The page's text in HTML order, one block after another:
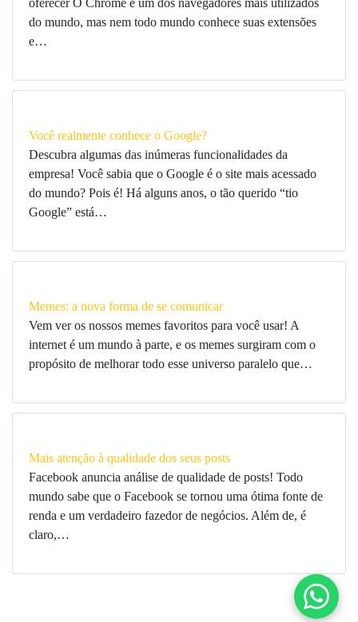
oferecer O Chrome é um dos navegadores mais utilizados
do mundo, mas nem todo mundo conhece suas extensões
e…
Você realmente conhece o Google?
Descubra algumas das inúmeras funcionalidades da
empresa! Você sabia que o Google é o site mais acessado
do mundo? Pois é! Há alguns anos, o tão querido “tio
Google” está…
Memes: a nova forma de se comunicar
Vem ver os nossos memes favoritos para você usar! A
internet é um mundo à parte, e os memes surgiram com o
propósito de melhorar todo esse universo paralelo que…
Mais atenção à qualidade dos seus posts
Facebook anuncia análise de qualidade de posts! Todo
mundo sabe que o Facebook se tornou uma ótima fonte de
renda e um verdadeiro fazedor de negócios. Além de, é
claro,…